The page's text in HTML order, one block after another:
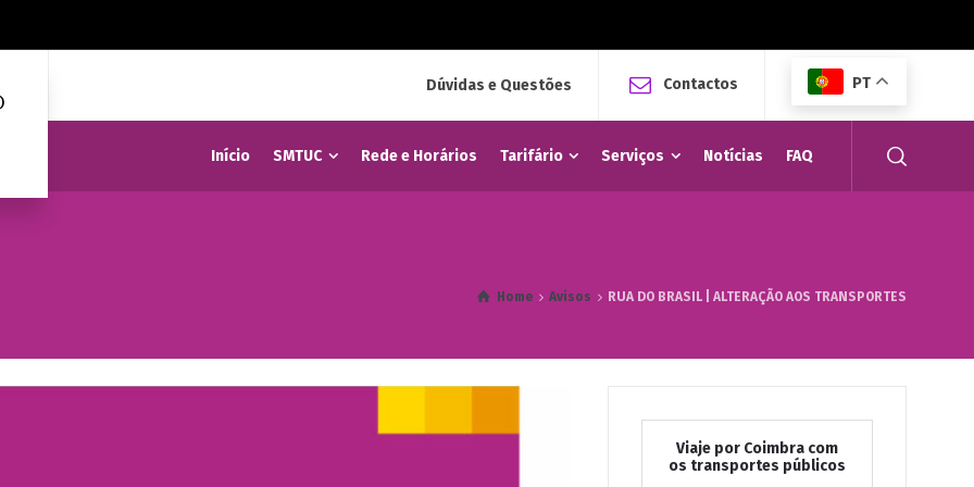
Dúvidas e Questões Contactos PT
Início SMTUC Rede e Horários Tarifário Serviços Notícias FAQ
Home Avisos RUA DO BRASIL | ALTERAÇÃO AOS TRANSPORTES
Viaje por Coimbra com
os transportes públicos